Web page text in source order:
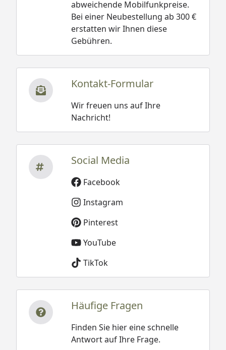
abweichende Mobilfunkpreise.
Bei einer Neubestellung ab 300 €
erstatten wir Ihnen diese
Gebühren.
Kontakt-Formular
Wir freuen uns auf Ihre
Nachricht!
Social Media
Facebook
Instagram
Pinterest
YouTube
TikTok
Häufige Fragen
Finden Sie hier eine schnelle
Antwort auf Ihre Frage.